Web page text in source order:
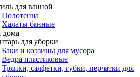
для ванной
Полотенца
Халаты банные
дома
для уборки
Баки и корзины для мусора
Ведра пластиковые
Тряпки, салфетки, губки, перчатки для